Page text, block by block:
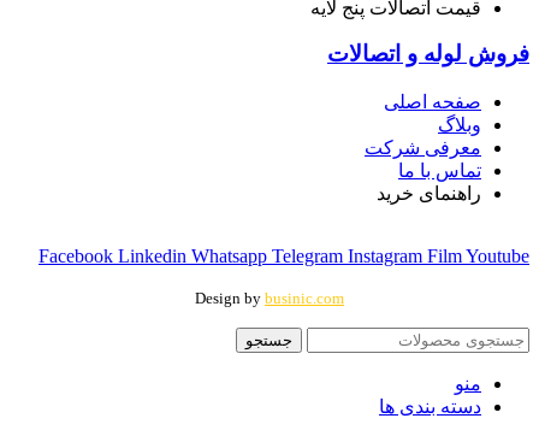
قیمت اتصالات پنج لایه
فروش لوله و اتصالات
صفحه اصلی
وبلاگ
معرفی شرکت
تماس با ما
راهنمای خرید
Facebook Linkedin Whatsapp Telegram Instagram FilmYoutube
Design by businic.com
جستجو
منو
دسته بندی ها